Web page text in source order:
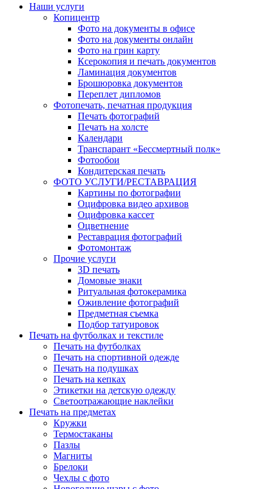
Наши услуги
Копицентр
Фото на документы в офисе
Фото на документы онлайн
Фото на грин карту
Ксерокопия и печать документов
Ламинация документов
Брошюровка документов
Переплет дипломов
Фотопечать, печатная продукция
Печать фотографий
Печать на холсте
Календари
Транспарант «Бессмертный полк»
Фотообои
Кондитерская печать
ФОТО УСЛУГИ/РЕСТАВРАЦИЯ
Картины по фотографии
Оцифровка видео архивов
Оцифровка кассет
Оцветнение
Реставрация фотографий
Фотомонтаж
Прочие услуги
3D печать
Домовые знаки
Ритуальная фотокерамика
Оживление фотографий
Предметная съемка
Подбор татуировок
Печать на футболках и текстиле
Печать на футболках
Печать на спортивной одежде
Печать на подушках
Печать на кепках
Этикетки на детскую одежду
Светоотражающие наклейки
Печать на предметах
Кружки
Термостаканы
Пазлы
Магниты
Брелоки
Чехлы с фото